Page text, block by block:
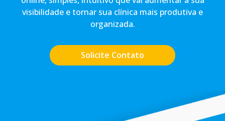
visibilidade e tornar sua clínica mais produtiva e
organizada.
Solicite Contato